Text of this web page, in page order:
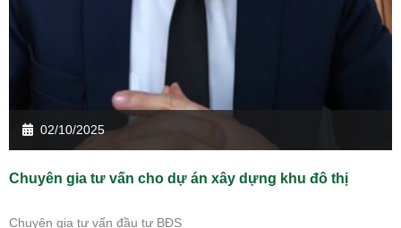
02/10/2025
Chuyên gia tư vấn cho dự án xây dựng khu đô thị
Chuyên gia tư vấn đầu tư BĐS